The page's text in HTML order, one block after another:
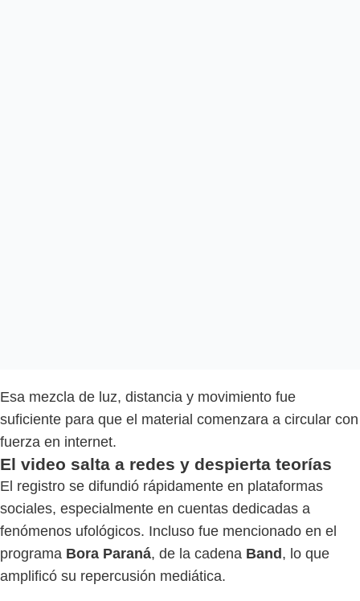
Esa mezcla de luz, distancia y movimiento fue
suficiente para que el material comenzara a circular con
fuerza en internet.
El video salta a redes y despierta teorías
El registro se difundió rápidamente en plataformas
sociales, especialmente en cuentas dedicadas a
fenómenos ufológicos. Incluso fue mencionado en el
programa Bora Paraná, de la cadena Band, lo que
amplificó su repercusión mediática.